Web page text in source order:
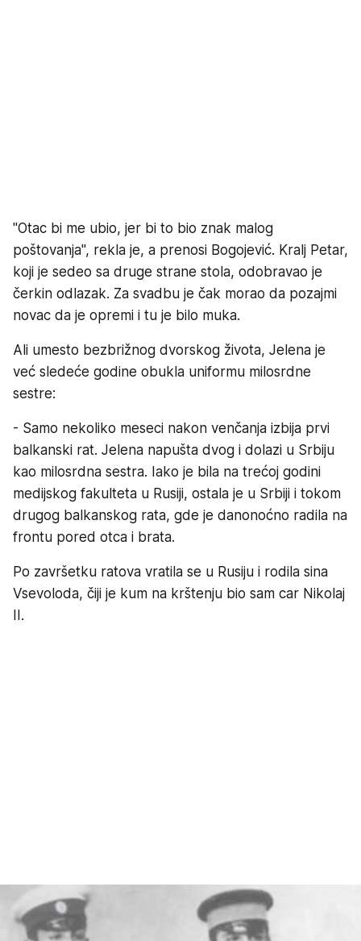
"Otac bi me ubio, jer bi to bio znak malog
poštovanja", rekla je, a prenosi Bogojević. Kralj Petar,
koji je sedeo sa druge strane stola, odobravao je
čerkin odlazak. Za svadbu je čak morao da pozajmi
novac da je opremi i tu je bilo muka.
Ali umesto bezbrižnog dvorskog života, Jelena je
već sledeće godine obukla uniformu milosrdne
sestre:
- Samo nekoliko meseci nakon venčanja izbija prvi
balkanski rat. Jelena napušta dvog i dolazi u Srbiju
kao milosrdna sestra. Iako je bila na trećoj godini
medijskog fakulteta u Rusiji, ostala je u Srbiji i tokom
drugog balkanskog rata, gde je danonoćno radila na
frontu pored otca i brata.
Po završetku ratova vratila se u Rusiju i rodila sina
Vsevoloda, čiji je kum na krštenju bio sam car Nikolaj
II.